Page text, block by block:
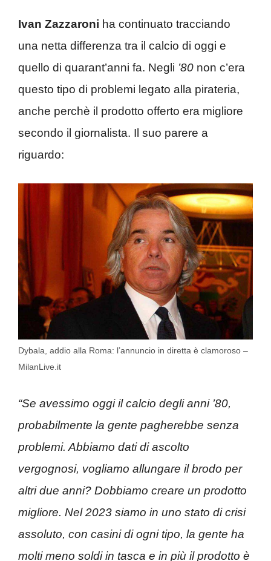
Ivan Zazzaroni ha continuato tracciando
una netta differenza tra il calcio di oggi e
quello di quarant’anni fa. Negli ’80 non c’era
questo tipo di problemi legato alla pirateria,
anche perchè il prodotto offerto era migliore
secondo il giornalista. Il suo parere a
riguardo:
Dybala, addio alla Roma: l’annuncio in diretta è clamoroso –
MilanLive.it
“Se avessimo oggi il calcio degli anni ’80,
probabilmente la gente pagherebbe senza
problemi. Abbiamo dati di ascolto
vergognosi, vogliamo allungare il brodo per
altri due anni? Dobbiamo creare un prodotto
migliore. Nel 2023 siamo in uno stato di crisi
assoluto, con casini di ogni tipo, la gente ha
molti meno soldi in tasca e in più il prodotto è